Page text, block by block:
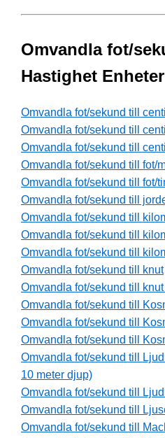
Omvandla fot/
Hastighet Enheter
Omvandla fot/sekund till
Omvandla fot/sekund till
Omvandla fot/sekund till
Omvandla fot/sekund till fot/
Omvandla fot/sekund till fot/
Omvandla fot/sekund till
Omvandla fot/sekund till
Omvandla fot/sekund till
Omvandla fot/sekund till
Omvandla fot/sekund till knut
Omvandla fot/sekund till
Omvandla fot/sekund till
Omvandla fot/sekund till
Omvandla fot/sekund till
Omvandla fot/sekund till
10 meter djup)
Omvandla fot/sekund till
Omvandla fot/sekund till
Omvandla fot/sekund till